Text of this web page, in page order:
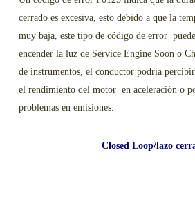
cerrado es excesiva, esto debido a que la
muy baja, este tipo de código de error
encender la luz de Service Engine Soon o
de instrumentos, el conductor podría
el rendimiento del motor en aceleración o
problemas en emisiones.
Closed Loop/lazo